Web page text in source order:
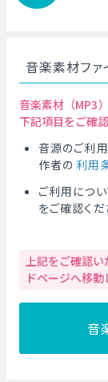
音楽素材ファ
音楽素材（MP3
下記項目をご確
音源のご利
作者の 利用
ご利用につ
をご確認くだ
上記をご確認
ドページへ移動
音